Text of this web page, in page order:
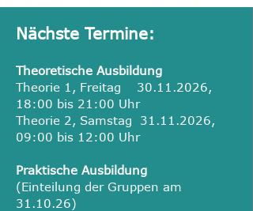
Nächste Termine:
Theoretische Ausbildung
Theorie 1, Freitag 30.11.2026,
18:00 bis 21:00 Uhr
Theorie 2, Samstag 31.11.2026,
09:00 bis 12:00 Uhr
Praktische Ausbildung
(Einteilung der Gruppen am
31.10.26)